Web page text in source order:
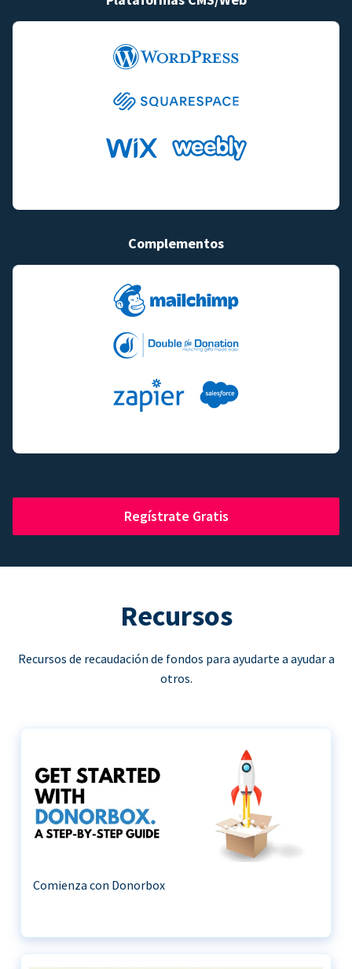
Complementos
Regístrate Gratis
Recursos
Recursos de recaudación de fondos para ayudarte a ayudar a
otros.
Comienza con Donorbox